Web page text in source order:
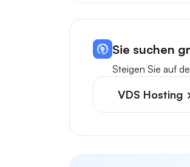
Sie suchen
Steigen Sie auf
VDS Hosting